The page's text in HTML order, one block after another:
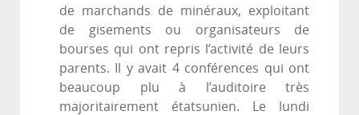
de marchands de minéraux, exploitant
de gisements ou organisateurs de
bourses qui ont repris l’activité de leurs
parents. Il y avait 4 conférences qui ont
beaucoup plu à l’auditoire très
majoritairement étatsunien. Le lundi